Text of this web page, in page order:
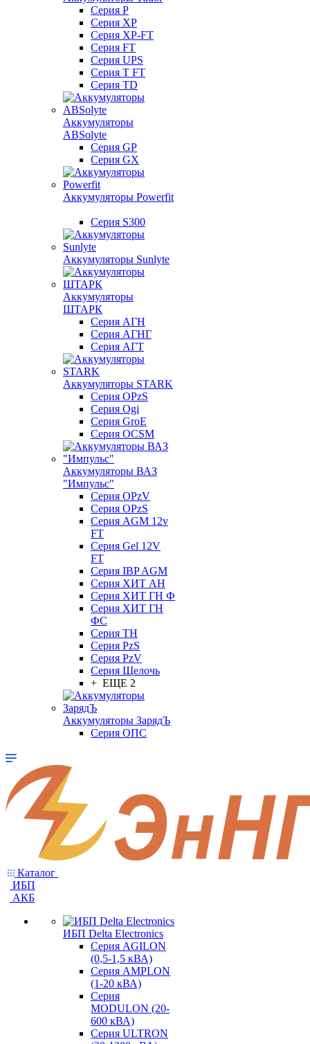
Серия P
Серия XP
Серия XP-FT
Серия FT
Серия UPS
Серия T FT
Серия TD
Аккумуляторы
ABSolyte
Серия GP
Серия GX
Аккумуляторы Powerfit
Серия S300
Аккумуляторы Sunlyte
Аккумуляторы
ШТАРК
Серия АГН
Серия АГНГ
Серия АГT
Аккумуляторы STARK
Серия OPzS
Серия Ogi
Серия GroE
Серия OCSM
Аккумуляторы ВАЗ
"Импульс"
Серия OPzV
Серия OPzS
Серия AGM 12v
FT
Серия Gel 12V
FT
Серия IBP AGM
Серия ХИТ АН
Серия ХИТ ГН Ф
Серия ХИТ ГН
ФС
Серия ТН
Серия PzS
Серия PzV
Серия Щелочь
+ ЕЩЕ 2
Аккумуляторы ЗарядЪ
Серия ОПС
Каталог
ИБП
АКБ
ИБП Delta Electronics
Серия AGILON
(0,5-1,5 кВА)
Серия AMPLON
(1-20 кВА)
Серия
MODULON (20-
600 кВА)
Серия ULTRON